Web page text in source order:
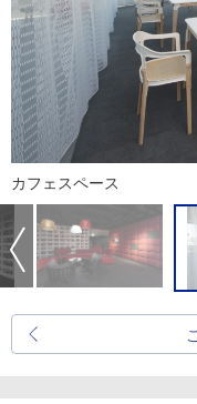
カフェスペース